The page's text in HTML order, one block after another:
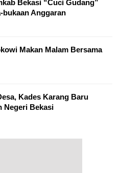
Bekasi “Cuci Gudang”
Anggaran
Makan Malam Bersama
Kades Karang Baru
Negeri Bekasi